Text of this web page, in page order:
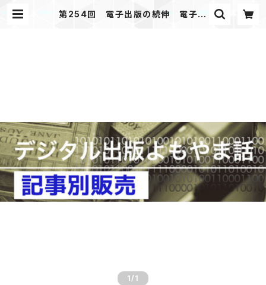
第254回 電子出版の続伸 電子図
1 /1